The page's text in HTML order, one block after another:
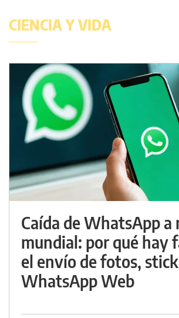
CIENCIA Y VIDA
Caída de WhatsApp a
mundial: por qué hay
el envío de fotos,
WhatsApp Web